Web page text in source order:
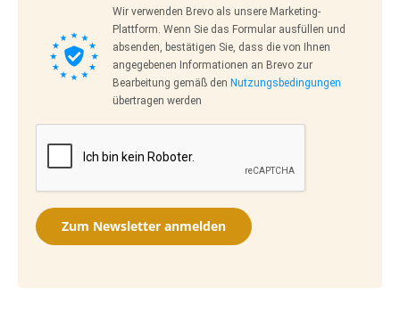
Wir verwenden Brevo als unsere Marketing-
Plattform. Wenn Sie das Formular ausfüllen und
absenden, bestätigen Sie, dass die von Ihnen
angegebenen Informationen an Brevo zur
Bearbeitung gemäß den Nutzungsbedingungen
übertragen werden
Zum Newsletter anmelden